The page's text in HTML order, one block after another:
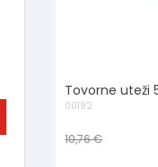
Tovorne uteži
00192
10,76 €